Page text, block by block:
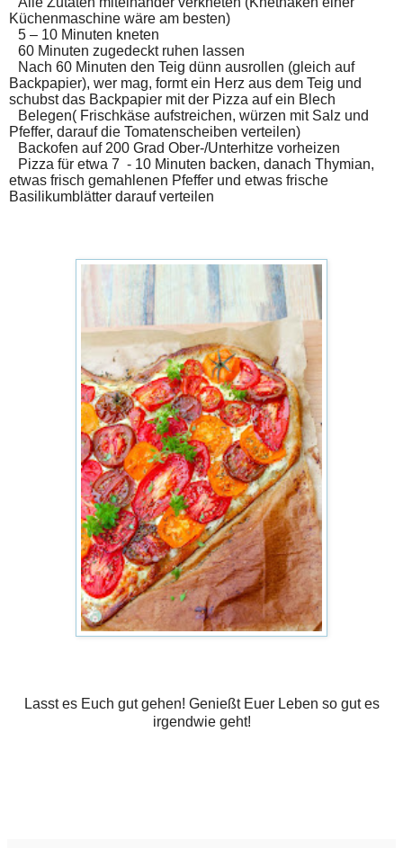
Küchenmaschine wäre am besten)
5 – 10 Minuten kneten
60 Minuten zugedeckt ruhen lassen
Nach 60 Minuten den Teig dünn ausrollen (gleich auf
Backpapier), wer mag, formt ein Herz aus dem Teig und
schubst das Backpapier mit der Pizza auf ein Blech
Belegen( Frischkäse aufstreichen, würzen mit Salz und
Pfeffer, darauf die Tomatenscheiben verteilen)
Backofen auf 200 Grad Ober-/Unterhitze vorheizen
Pizza für etwa 7 - 10 Minuten backen, danach Thymian,
etwas frisch gemahlenen Pfeffer und etwas frische
Basilikumblätter darauf verteilen
Lasst es Euch gut gehen! Genießt Euer Leben so gut es
irgendwie geht!